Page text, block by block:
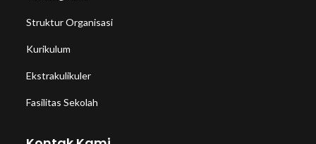
Struktur Organisasi
Kurikulum
Ekstrakulikuler
Fasilitas Sekolah